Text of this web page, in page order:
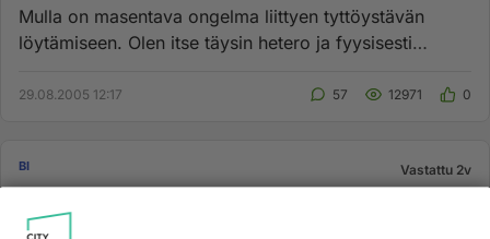
Mulla on masentava ongelma liittyen tyttöystävän
löytämiseen. Olen itse täysin hetero ja fyysisesti
29.08.2005 12:17 57 12971 0
BI Vastattu 2v
Bi seksuaalisuus ja onnellinen siitä
Palstalla on paljon keskustelua mitä on bi-